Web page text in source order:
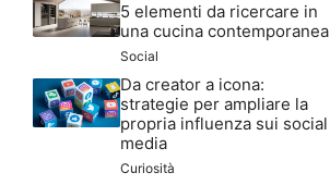
5 elementi da ricercare in
una cucina contemporanea
Social
Da creator a icona:
strategie per ampliare la
propria influenza sui social
media
Curiosità